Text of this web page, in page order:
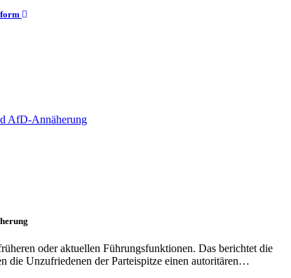
oder aktuellen Führungsfunktionen. Das berichtet die
die Unzufriedenen der Parteispitze einen autoritären…